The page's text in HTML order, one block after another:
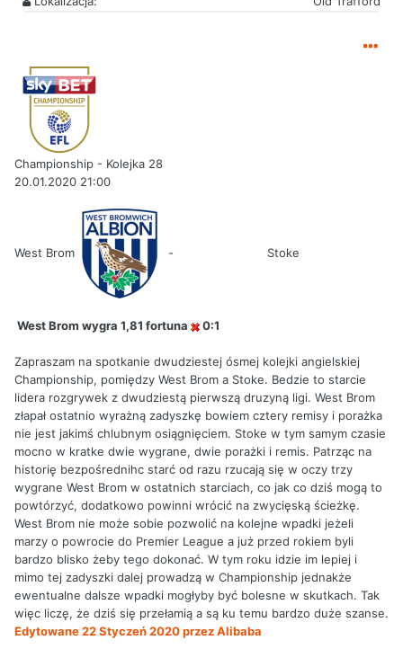
Championship - Kolejka 28
20.01.2020 21:00
West Brom - Stoke
West Brom wygra 1,81 fortuna 0:1
Zapraszam na spotkanie dwudziestej ósmej kolejki angielskiej
Championship, pomiędzy West Brom a Stoke. Bedzie to starcie
lidera rozgrywek z dwudziestą pierwszą druzyną ligi. West Brom
złapał ostatnio wyrażną zadyszkę bowiem cztery remisy i porażka
nie jest jakimś chlubnym osiągnięciem. Stoke w tym samym czasie
mocno w kratke dwie wygrane, dwie porażki i remis. Patrząc na
historię bezpośrednihc starć od razu rzucają się w oczy trzy
wygrane West Brom w ostatnich starciach, co jak co dziś mogą to
powtórzyć, dodatkowo powinni wrócić na zwycięską ścieżkę.
West Brom nie może sobie pozwolić na kolejne wpadki jeżeli
marzy o powrocie do Premier League a już przed rokiem byli
bardzo blisko żeby tego dokonać. W tym roku idzie im lepiej i
mimo tej zadyszki dalej prowadzą w Championship jednakże
ewentualne dalsze wpadki mogłyby być bolesne w skutkach. Tak
więc liczę, że dziś się przełamią a są ku temu bardzo duże szanse.
Edytowane22 Styczeń 2020przez Alibaba